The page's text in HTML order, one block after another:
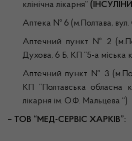
клінічна лікарня”
Аптека № 6 (м.Полтава,
Аптечний пункт № 2
Духова, 6 Б, КП “5-а міська
Аптечний пункт № 3
КП “Полтавська обласна
лікарня ім. О.Ф. Мальцева “)
– ТОВ “МЕД-СЕРВІС ХАРКІВ”: